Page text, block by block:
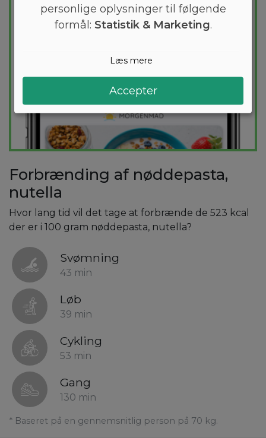
Forbrænding af nøddepasta,
nutella
Hvor lang tid vil det tage at forbrænde de 523 kcal
der er i 100 gram nøddepasta, nutella?
Svømning
43 min
Løb
39 min
Cykling
53 min
Gang
130 min
* Baseret på en gennemsnitlig person på 70 kg.
personlige oplysninger til følgende
formål: Statistik & Marketing.
Læs mere
Accepter